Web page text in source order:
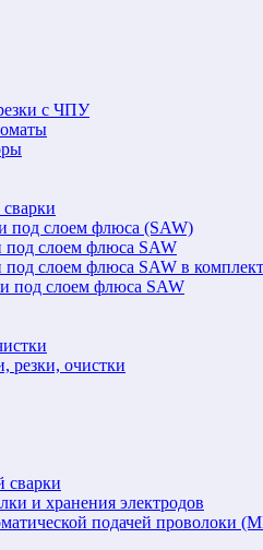
с ЧПУ
под слоем флюса (SAW)
под слоем флюса SAW
слоем флюса SAW в
под слоем флюса SAW
резки, очистки
сварки
и хранения электродов
подачей проволоки